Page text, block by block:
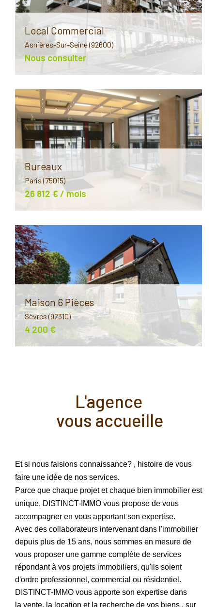
Local Commercial
Asnières-Sur-Seine (92600)
Nous consulter
Bureaux
Paris (75015)
26 812 € / mois
Maison 6 Pièces
Sèvres (92310)
4 200 €
l'agence
vous accueille
Et si nous faisions connaissance? , histoire de vous
faire une idée de nos services.
Parce que chaque projet et chaque bien immobilier est
unique, DISTINCT-IMMO vous propose de vous
accompagner en vous apportant son expertise.
Avec des collaborateurs intervenant dans l'immobilier
depuis plus de 15 ans, nous sommes en mesure de
vous proposer une gamme complète de services
répondant à vos projets immobiliers, qu'ils soient
d'ordre professionnel, commercial ou résidentiel.
DISTINCT-IMMO vous apporte son expertise dans
la vente, la location et la recherche de vos biens , sur